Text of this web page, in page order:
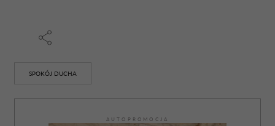
SPOKÓJ DUCHA
AUTOPROMOCJA